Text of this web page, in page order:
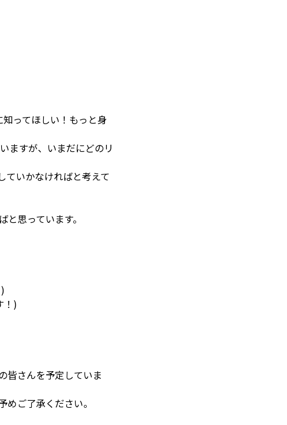
ってほしい！もっと身
ますが、いまだにどのリ
ていかなければと考えて
思っています。
！)
皆さんを予定していま
ご了承ください。